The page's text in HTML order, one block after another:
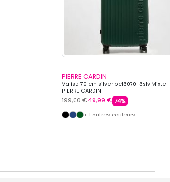
PIERRE CARDIN
Valise 70 cm silver pc13070-3slv Mixte
PIERRE CARDIN
199,00 €49,99 € 74%
+ 1 autres couleurs